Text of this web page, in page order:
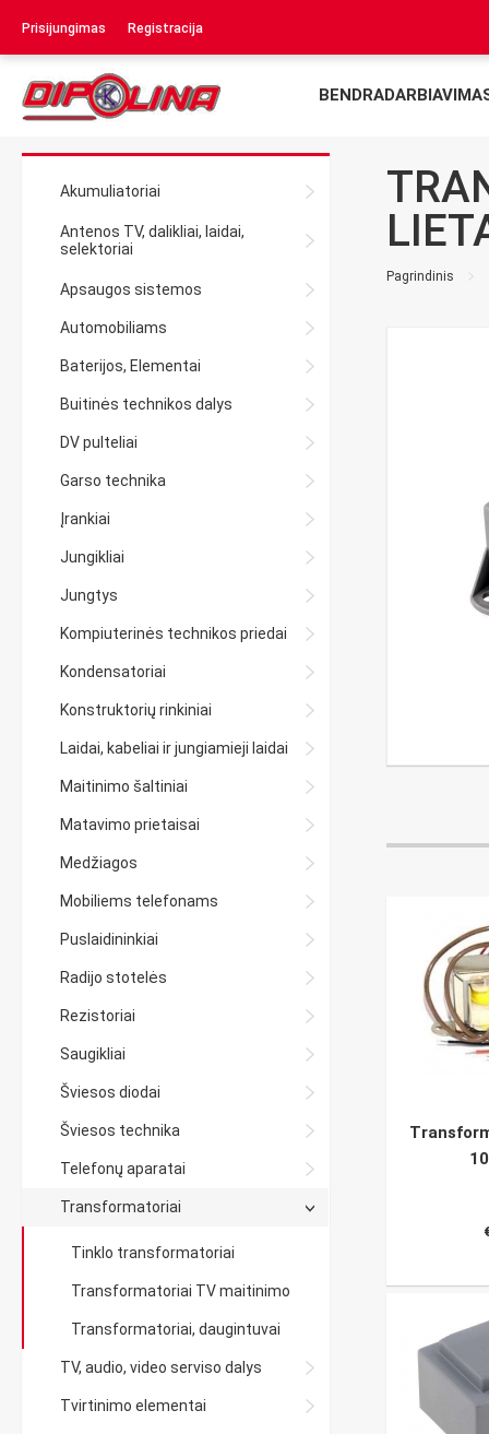
Prisijungimas Registracija
Akumuliatoriai
Antenos TV, dalikliai, laidai,
selektoriai
Apsaugos sistemos
Automobiliams
Baterijos, Elementai
Buitinės technikos dalys
DV pulteliai
Garso technika
Įrankiai
Jungikliai
Jungtys
Kompiuterinės technikos priedai
Kondensatoriai
Konstruktorių rinkiniai
Laidai, kabeliai ir jungiamieji laidai
Maitinimo šaltiniai
Matavimo prietaisai
Medžiagos
Mobiliems telefonams
Puslaidininkiai
Radijo stotelės
Rezistoriai
Saugikliai
Šviesos diodai
Šviesos technika
Telefonų aparatai
Transformatoriai
Tinklo transformatoriai
Transformatoriai TV maitinimo
Transformatoriai, daugintuvai
TV, audio, video serviso dalys
Tvirtinimo elementai
Pagrindinis